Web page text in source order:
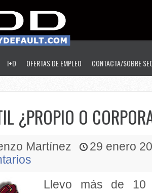
I+D OFERTAS DE EMPLEO CONTACTA/SOBRE
¿PROPIO O
Martínez
29 enero
Llevo más de